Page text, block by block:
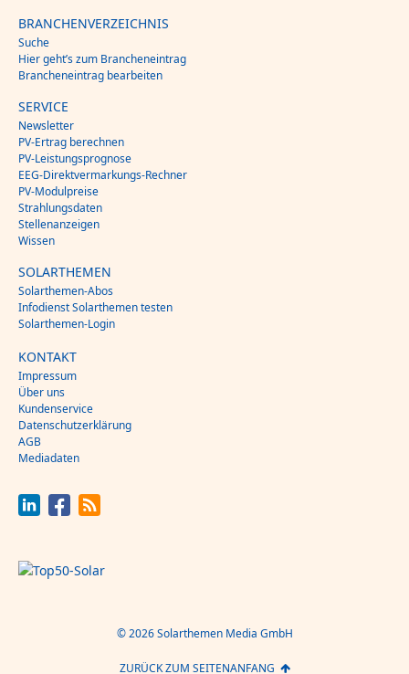
BRANCHENVERZEICHNIS
Suche
Hier geht’s zum Brancheneintrag
Brancheneintrag bearbeiten
SERVICE
Newsletter
PV-Ertrag berechnen
PV-Leistungsprognose
EEG-Direktvermarkungs-Rechner
PV-Modulpreise
Strahlungsdaten
Stellenanzeigen
Wissen
SOLARTHEMEN
Solarthemen-Abos
Infodienst Solarthemen testen
Solarthemen-Login
KONTAKT
Impressum
Über uns
Kundenservice
Datenschutzerklärung
AGB
Mediadaten
© 2026 Solarthemen Media GmbH
ZURÜCK ZUM SEITENANFANG